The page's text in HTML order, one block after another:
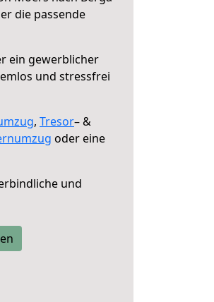
die passende
ein gewerblicher
und stressfrei
, Tresor– &
oder eine
und